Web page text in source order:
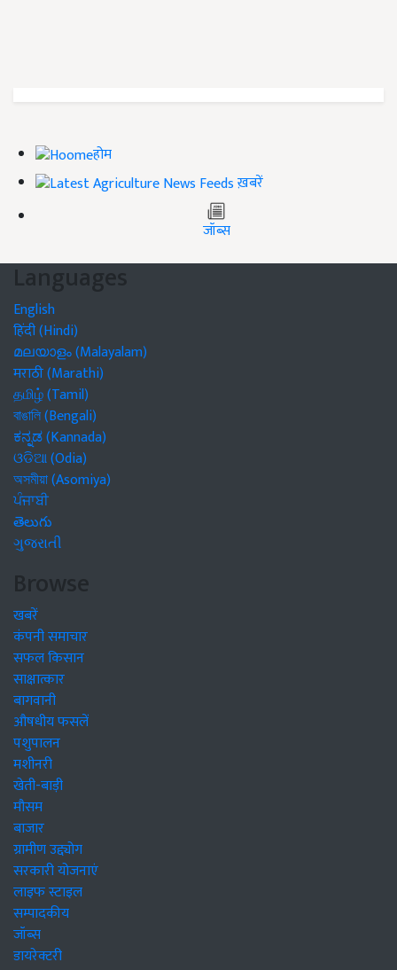
होम
ख़बरें
जॉब्स
Languages
English
हिंदी (Hindi)
മലയാളം (Malayalam)
मराठी (Marathi)
தமிழ் (Tamil)
বাঙালি (Bengali)
ಕನ್ನಡ (Kannada)
ଓଡିଆ (Odia)
অসমীয়া (Asomiya)
ਪੰਜਾਬੀ
తెలుగు
ગુજરાતી
Browse
खबरें
कंपनी समाचार
सफल किसान
साक्षात्कार
बागवानी
औषधीय फसलें
पशुपालन
मशीनरी
खेती-बाड़ी
मौसम
बाजार
ग्रामीण उद्द्योग
सरकारी योजनाएं
लाइफ स्टाइल
सम्पादकीय
जॉब्स
डायरेक्टरी